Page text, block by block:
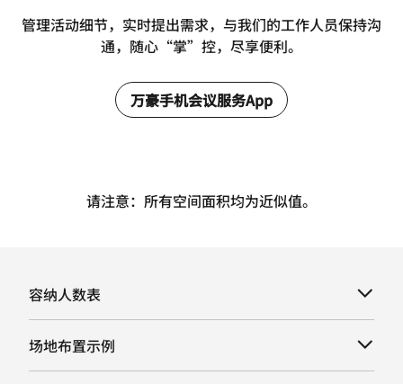
管理活动细节，实时提出需求，与我们的工作人员保持沟
通，随心“掌”控，尽享便利。
万豪手机会议服务App
请注意：所有空间面积均为近似值。
容纳人数表
场地布置示例